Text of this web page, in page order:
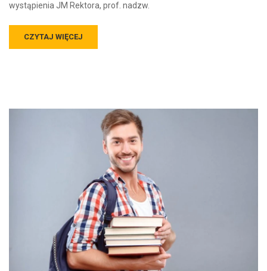
wystąpienia JM Rektora, prof. nadzw.
CZYTAJ WIĘCEJ